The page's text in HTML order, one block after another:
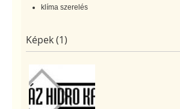
klíma szerelés
Képek (1)